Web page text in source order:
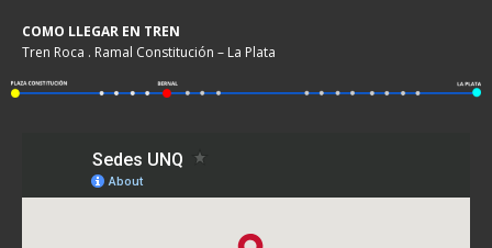
COMO LLEGAR EN TREN
Tren Roca . Ramal Constitución – La Plata